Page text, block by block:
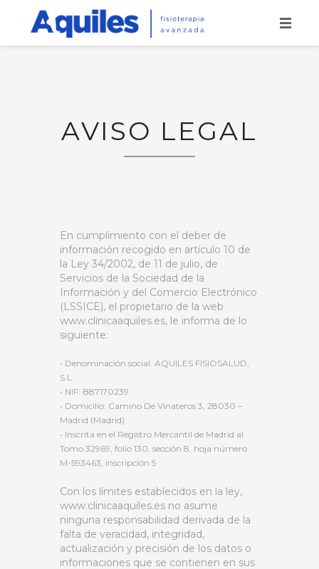
NUESTRO EQUIPO
CONTACTO
AVISO LEGAL
En cumplimiento con el deber de
información recogido en artículo 10 de
la Ley 34/2002, de 11 de julio, de
Servicios de la Sociedad de la
Información y del Comercio Electrónico
(LSSICE), el propietario de la web
www.clinicaaquiles.es, le informa de lo
siguiente:
• Denominación social: AQUILES FISIOSALUD,
S.L.
• NIF: B87170239
• Domicilio: Camino De Vinateros 3, 28030 –
Madrid (Madrid)
• Inscrita en el Registro Mercantil de Madrid al
Tomo 32969, folio 130, sección 8, hoja número
M-593463, inscripción 5
Con los límites establecidos en la ley,
www.clinicaaquiles.es no asume
ninguna responsabilidad derivada de la
falta de veracidad, integridad,
actualización y precisión de los datos o
informaciones que se contienen en sus